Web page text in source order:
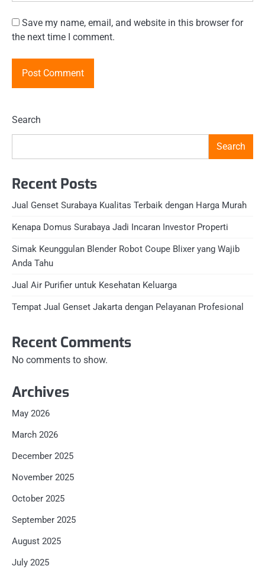
Save my name, email, and website in this browser for
the next time I comment.
Search
Search
Recent Posts
Jual Genset Surabaya Kualitas Terbaik dengan Harga Murah
Kenapa Domus Surabaya Jadi Incaran Investor Properti
Simak Keunggulan Blender Robot Coupe Blixer yang Wajib
Anda Tahu
Jual Air Purifier untuk Kesehatan Keluarga
Tempat Jual Genset Jakarta dengan Pelayanan Profesional
Recent Comments
No comments to show.
Archives
May 2026
March 2026
December 2025
November 2025
October 2025
September 2025
August 2025
July 2025